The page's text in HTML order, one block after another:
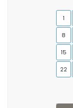
1
8
15
22